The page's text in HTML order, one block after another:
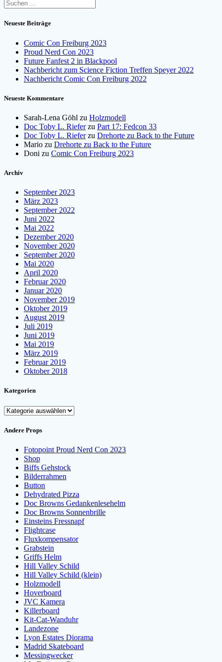
Suchen
nach:
Neueste Beiträge
Comic Con Freiburg 2023
Proud Nerd Con 2023
Future Fanfest 2 in Blackpool
Nachbericht zum Science Fiction Treffen Speyer 2022
Nachbericht Comic Con Freiburg 2022
Neueste Kommentare
Sarah-Lena Göhl zu Holzmodell
Doc Toby L. Rieferzu Part 17: Fedcon 33
Doc Toby L. Rieferzu Drehorte zu Back to the Future
Mario zu Drehorte zu Back to the Future
Doni zu Comic Con Freiburg 2023
Archiv
September 2023
März 2023
September 2022
Juni 2022
Mai 2022
Dezember 2020
November 2020
September 2020
Mai 2020
April 2020
Februar 2020
Januar 2020
November 2019
Oktober 2019
August 2019
Juli 2019
Juni 2019
Mai 2019
März 2019
Februar 2019
Oktober 2018
Kategorien
Kategorien
Andere Props
Fotopoint Proud Nerd Con 2023
Shop
Biffs Gehstock
Bilderrahmen
Button
Dehydrated Pizza
Doc Browns Gedankenlesehelm
Doc Browns Sonnenbrille
Einsteins Fressnapf
Flightcase
Fluxkompensator
Grabstein
Griffs Helm
Hill Valley Schild
Hill Valley Schild (klein)
Holzmodell
Hoverboard
JVC Kamera
Killerboard
Kit-Cat-Wanduhr
Landezone
Lyon Estates Diorama
Madrid Skateboard
Messingwecker